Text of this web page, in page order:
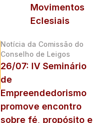
Movimentos
Eclesiais
Notícia da Comissão do
Conselho de Leigos
26/07: IV Seminário
de
Empreendedorismo
promove encontro
sobre fé, propósito e